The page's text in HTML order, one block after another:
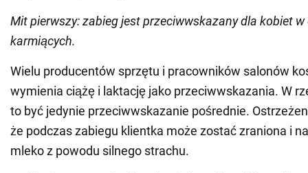
Mit pierwszy: zabieg jest przeciwwskazany dla kobiet
karmiących.
Wielu producentów sprzętu i pracowników salonów
wymienia ciążę i laktację jako przeciwwskazania. W
to być jedynie przeciwwskazanie pośrednie.
że podczas zabiegu klientka może zostać zraniona i
mleko z powodu silnego strachu.